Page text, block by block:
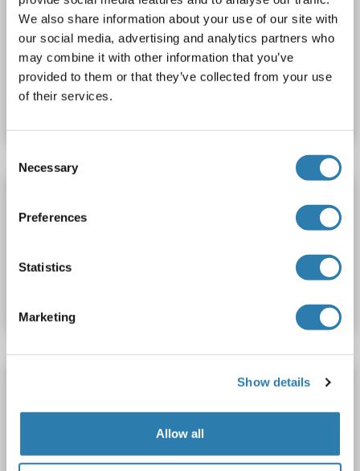
We also share information about your use of our site with
our social media, advertising and analytics partners who
may combine it with other information that you’ve
provided to them or that they’ve collected from your use
of their services.
Selection
Necessary
Preferences
Statistics
Marketing
Show details
Allow all
Flotillin 1 Kit ELISA
Reactivité: Humain Colorimetric 0.156-10 ng/mL
N° du produit ABIN1133439
FLOT1 Reactivité: Souris
N° du produit ABIN1133440
N° du produit ABIN1133441